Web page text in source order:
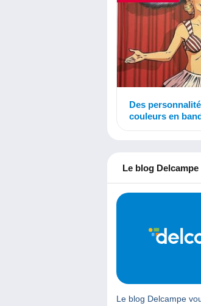
Des
couleurs en
Le blog Delcampe
Le blog Delcampe